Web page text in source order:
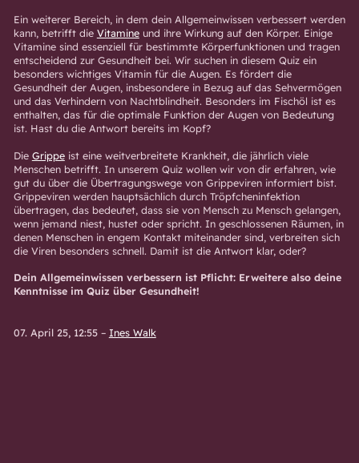
Ein weiterer Bereich, in dem dein Allgemeinwissen verbessert werden
kann, betrifft die Vitamineund ihre Wirkung auf den Körper. Einige
Vitamine sind essenziell für bestimmte Körperfunktionen und tragen
entscheidend zur Gesundheit bei. Wir suchen in diesem Quiz ein
besonders wichtiges Vitamin für die Augen. Es fördert die
Gesundheit der Augen, insbesondere in Bezug auf das Sehvermögen
und das Verhindern von Nachtblindheit. Besonders im Fischöl ist es
enthalten, das für die optimale Funktion der Augen von Bedeutung
ist. Hast du die Antwort bereits im Kopf?
Die Grippeist eine weitverbreitete Krankheit, die jährlich viele
Menschen betrifft. In unserem Quiz wollen wir von dir erfahren, wie
gut du über die Übertragungswege von Grippeviren informiert bist.
Grippeviren werden hauptsächlich durch Tröpfcheninfektion
übertragen, das bedeutet, dass sie von Mensch zu Mensch gelangen,
wenn jemand niest, hustet oder spricht. In geschlossenen Räumen, in
denen Menschen in engem Kontakt miteinander sind, verbreiten sich
die Viren besonders schnell. Damit ist die Antwort klar, oder?
Dein Allgemeinwissen verbessern ist Pflicht: Erweitere also deine
Kenntnisse im Quiz über Gesundheit!
07. April 25, 12:55– Ines Walk